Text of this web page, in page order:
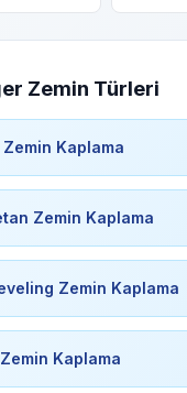
Zemin Türleri
Kaplama
Zemin Kaplama
Zemin Kaplama
Kaplama